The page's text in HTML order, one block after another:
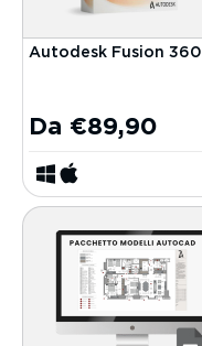
Autodesk Fusion 360
Da €89,90